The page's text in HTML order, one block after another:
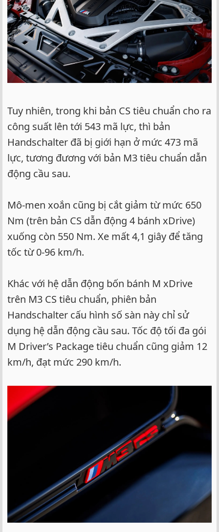
Tuy nhiên, trong khi bản CS tiêu chuẩn cho ra
công suất lên tới 543 mã lực, thì bản
Handschalter đã bị giới hạn ở mức 473 mã
lực, tương đương với bản M3 tiêu chuẩn dẫn
động cầu sau.
Mô-men xoắn cũng bị cắt giảm từ mức 650
Nm (trên bản CS dẫn động 4 bánh xDrive)
xuống còn 550 Nm. Xe mất 4,1 giây để tăng
tốc từ 0-96 km/h.
Khác với hệ dẫn động bốn bánh M xDrive
trên M3 CS tiêu chuẩn, phiên bản
Handschalter cấu hình số sàn này chỉ sử
dụng hệ dẫn động cầu sau. Tốc độ tối đa gói
M Driver’s Package tiêu chuẩn cũng giảm 12
km/h, đạt mức 290 km/h.